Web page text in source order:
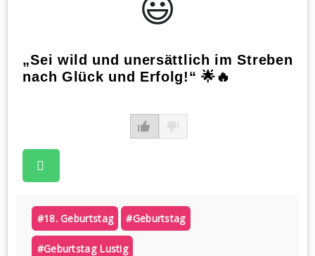
„Sei wild und unersättlich im Streben
nach Glück und Erfolg!“ 🌟🔥
#18. Geburtstag #geburtstag
#geburtstag Lustig